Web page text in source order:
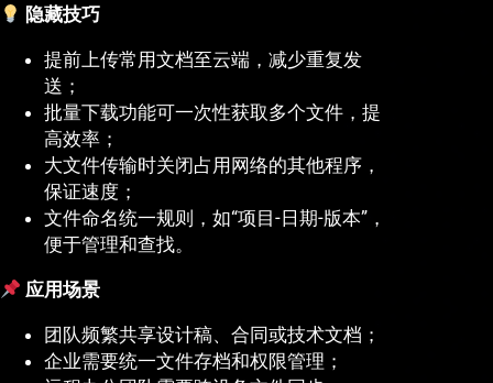
隐藏技巧
提前上传常用文档至云端，减少重复发
送；
批量下载功能可一次性获取多个文件，提
高效率；
大文件传输时关闭占用网络的其他程序，
保证速度；
文件命名统一规则，如“项目-日期-版本”，
便于管理和查找。
应用场景
团队频繁共享设计稿、合同或技术文档；
企业需要统一文件存档和权限管理；